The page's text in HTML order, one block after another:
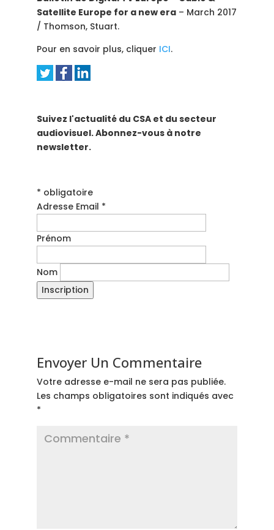
Satellite Europe for a new era– March 2017
/ Thomson, Stuart.
Pour en savoir plus, cliquer ICI.
Suivez l'actualité du CSA et du secteur
audiovisuel. Abonnez-vous à notre
newsletter.
* obligatoire
Adresse Email *
Prénom
Nom
Envoyer Un Commentaire
Votre adresse e-mail ne sera pas publiée.
Les champs obligatoires sont indiqués avec
*